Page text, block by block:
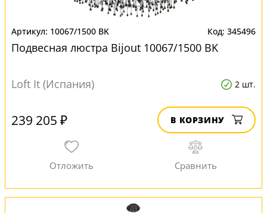
10067/1500 BK 345496
Подвесная люстра Bijout 10067/1500 BK
Loft It (Испания) 2 шт.
239 205 ₽ В КОРЗИНУ